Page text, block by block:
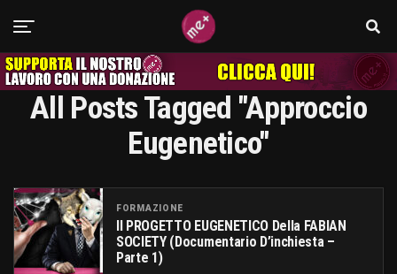
All Posts Tagged "approccio
Eugenetico"
FORMAZIONE
Il PROGETTO EUGENETICO Della FABIAN
SOCIETY (Documentario D’inchiesta –
Parte 1)